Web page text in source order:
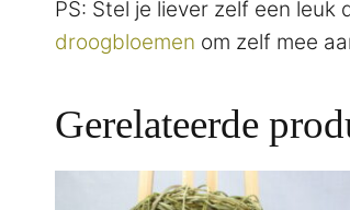
PS: Stel je liever zelf een
droogbloemen om zelf mee
Gerelateerde